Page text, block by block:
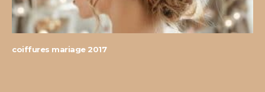
coiffures mariage 2017